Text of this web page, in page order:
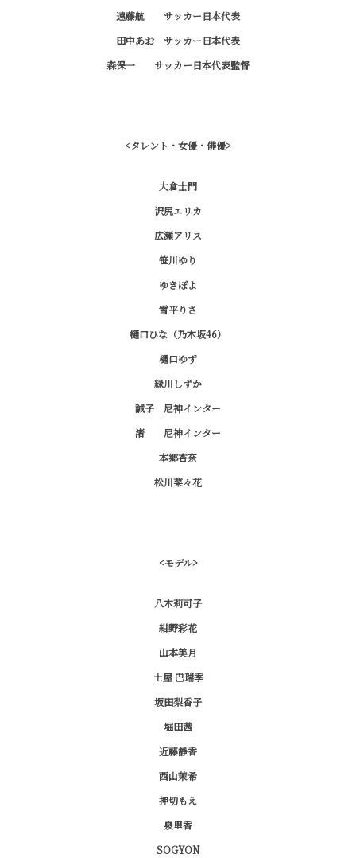
遠藤航 サッカー日本代表
田中あお サッカー日本代表
森保一 サッカー日本代表監督
<タレント・女優・俳優>
大倉士門
沢尻エリカ
広瀬アリス
笹川ゆり
ゆきぽよ
雪平りさ
樋口ひな（乃木坂46）
樋口ゆず
緑川しずか
誠子 尼神インター
渚 尼神インター
本郷杏奈
松川菜々花
<モデル>
八木莉可子
紺野彩花
山本美月
土屋 巴瑞季
坂田梨香子
堀田茜
近藤静香
西山茉希
押切もえ
泉里香
SOGYON